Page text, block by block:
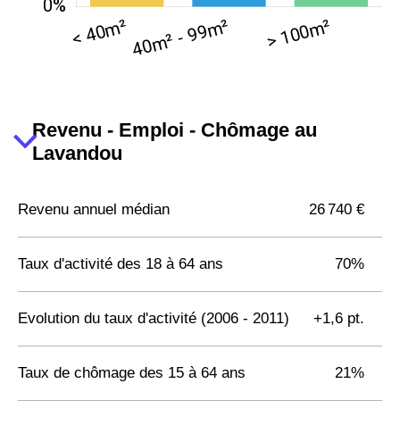
Revenu - Emploi - Chômage au
Lavandou
Revenu annuel médian 26 740 €
Taux d'activité des 18 à 64 ans 70%
Evolution du taux d'activité (2006 - 2011) +1,6 pt.
Taux de chômage des 15 à 64 ans 21%